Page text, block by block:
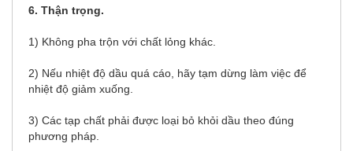
6. Thận trọng.
1) Không pha trộn với chất lỏng khác.
2) Nếu nhiệt độ dầu quá cáo, hãy tạm dừng làm việc để
nhiệt độ giảm xuống.
3) Các tạp chất phải được loại bỏ khỏi dầu theo đúng
phương pháp.